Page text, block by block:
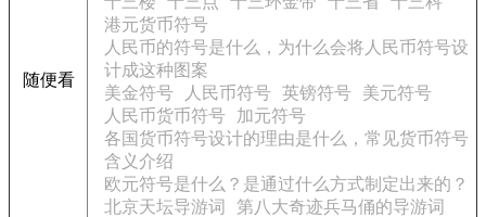
随便看
港元货币符号
人民币的符号是什么，为什么会将人民币符号设
计成这种图案
美金符号
人民币符号 英镑符号
美元符号
人民币货币符号
加元符号
各国货币符号设计的理由是什么，常见货币符号
含义介绍
欧元符号是什么？是通过什么方式制定出来的？
北京天坛导游词
第八大奇迹兵马俑的导游词